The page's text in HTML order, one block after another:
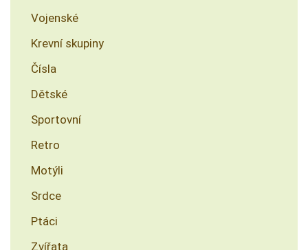
Vojenské
Krevní skupiny
Čísla
Dětské
Sportovní
Retro
Motýli
Srdce
Ptáci
Zvířata